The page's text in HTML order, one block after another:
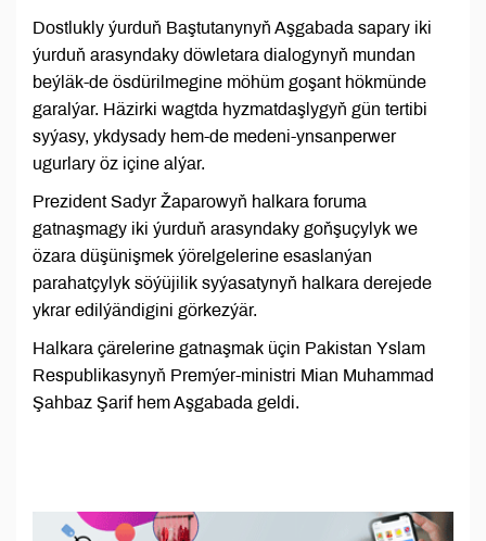
Dostlukly ýurduň Baştutanynyň Aşgabada sapary iki
ýurduň arasyndaky döwletara dialogynyň mundan
beýläk-de ösdürilmegine möhüm goşant hökmünde
garalýar. Häzirki wagtda hyzmatdaşlygyň gün tertibi
syýasy, ykdysady hem-de medeni-ynsanperwer
ugurlary öz içine alýar.
Prezident Sadyr Žaparowyň halkara foruma
gatnaşmagy iki ýurduň arasyndaky goňşuçylyk we
özara düşünişmek ýörelgelerine esaslanýan
parahatçylyk söýüjilik syýasatynyň halkara derejede
ykrar edilýändigini görkezýär.
Halkara çärelerine gatnaşmak üçin Pakistan Yslam
Respublikasynyň Premýer-ministri Mian Muhammad
Şahbaz Şarif hem Aşgabada geldi.